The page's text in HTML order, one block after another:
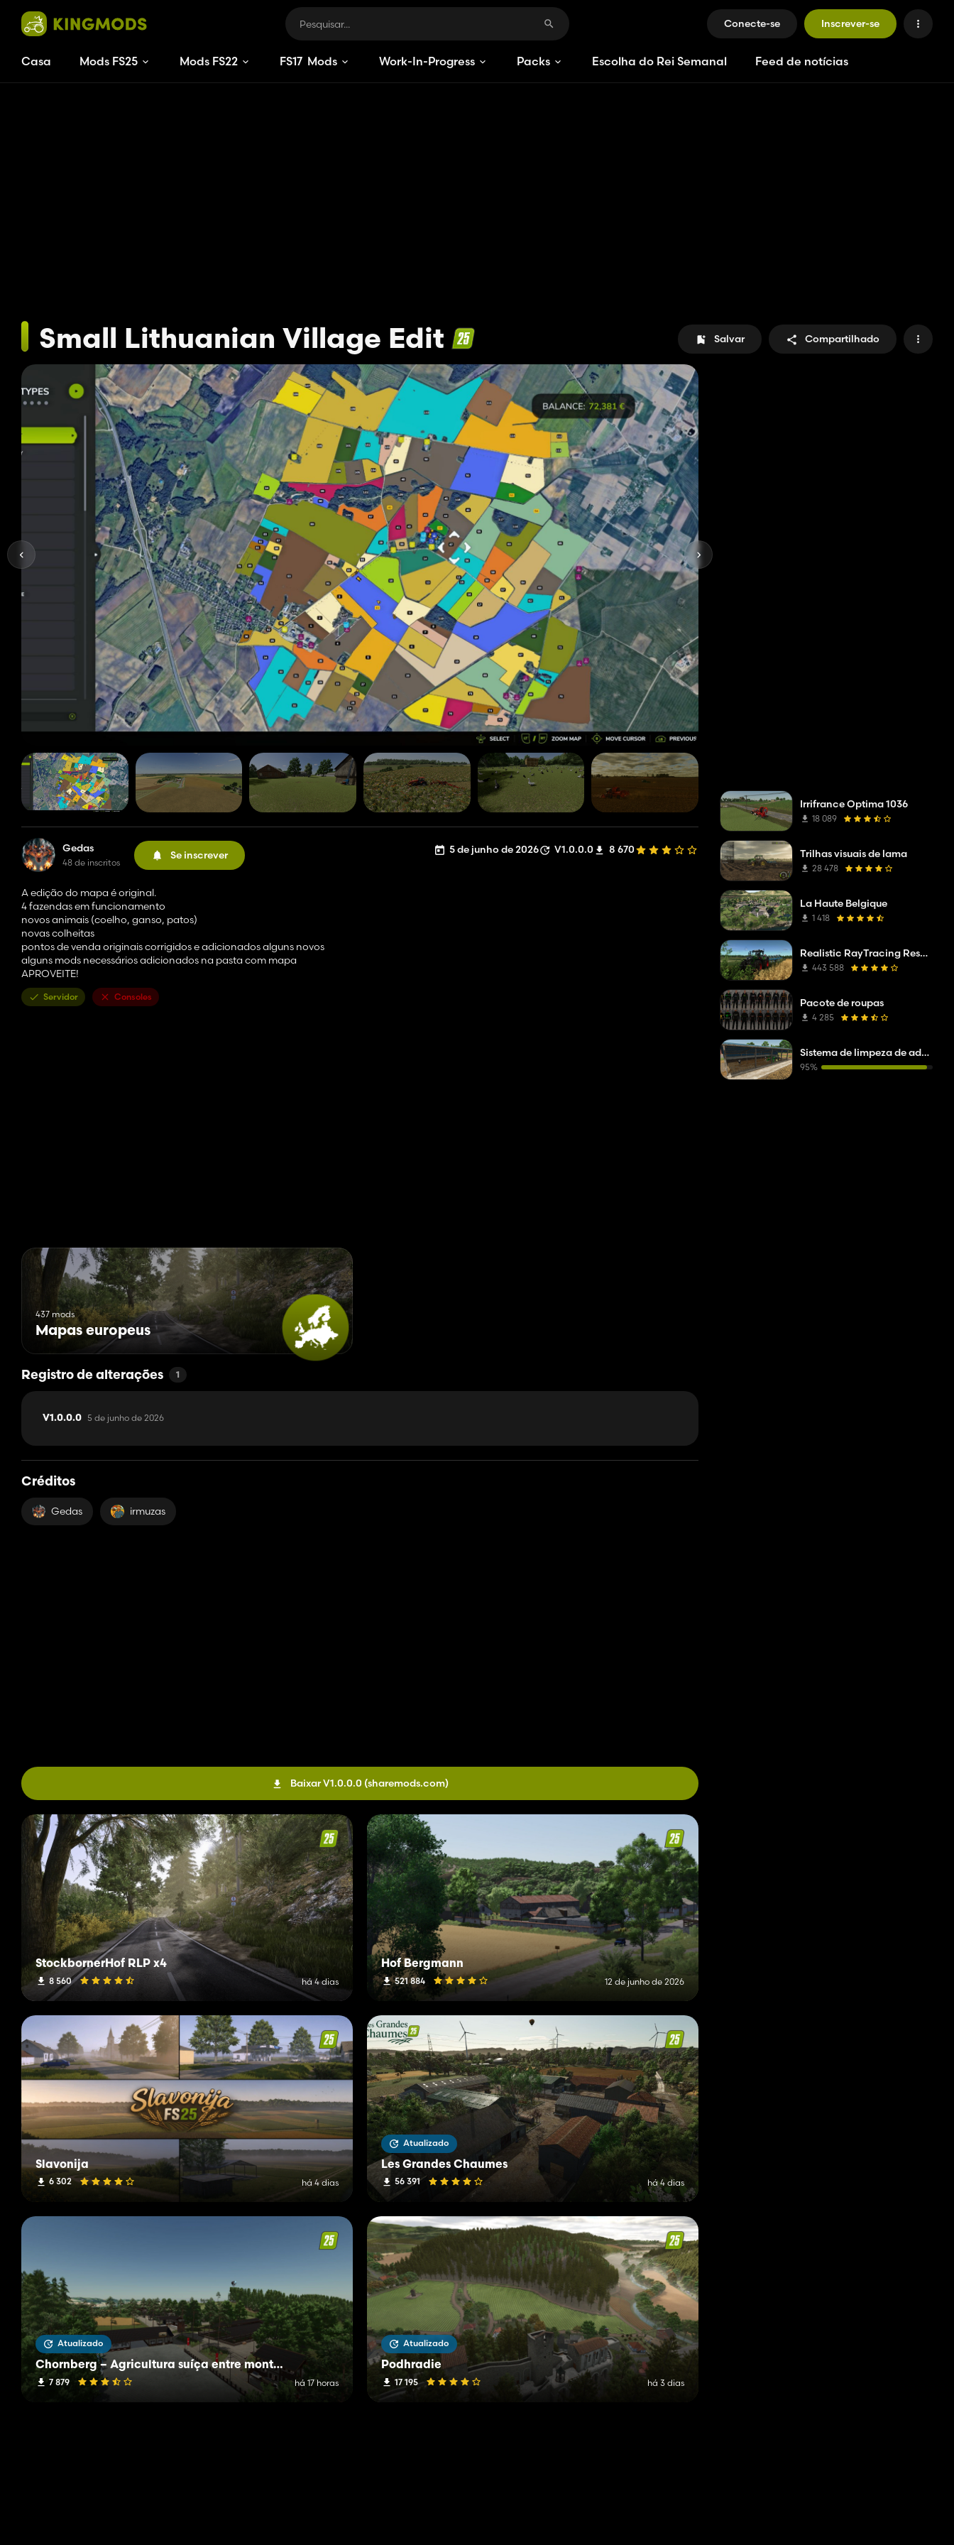
Conecte-se Inscrever-se
Casa Mods FS25 Mods FS22 FS17 Mods Work-In-Progress Packs Escolha do Rei Semanal Feed de notícias
Small Lithuanian Village Edit Salvar Compartilhado
Gedas
48 de inscritos
Se inscrever 5 de junho de 2026 V1.0.0.0 8 670
A edição do mapa é original.
4 fazendas em funcionamento
novos animais (coelho, ganso, patos)
novas colheitas
pontos de venda originais corrigidos e adicionados alguns novos
alguns mods necessários adicionados na pasta com mapa
APROVEITE!
Servidor Consoles
437 mods
Mapas europeus
Registro de alterações 1
V1.0.0.0 5 de junho de 2026
Créditos
Gedas irmuzas
Baixar V1.0.0.0 (sharemods.com)
StockbornerHof RLP x4
8 560 há 4 dias
Hof Bergmann
521 884 12 de junho de 2026
Slavonija
6 302 há 4 dias
Atualizado
Les Grandes Chaumes
56 391 há 4 dias
Atualizado
Chornberg – Agricultura suíça entre montanhas e vales
7 879 há 17 horas
Atualizado
Podhradie
17 195 há 3 dias
Irrifrance Optima 1036
18 089
Trilhas visuais de lama
28 478
La Haute Belgique
1 418
Realistic RayTracing Reshade Preset
443 588
Pacote de roupas
4 285
Sistema de limpeza de adubo realista
95%